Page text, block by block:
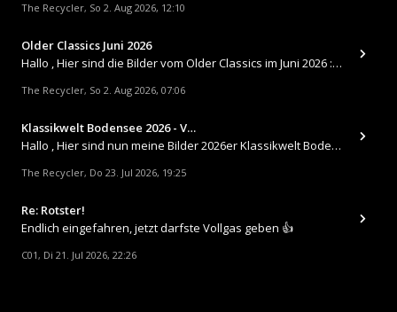
The Recycler, So 2. Aug 2026, 12:10
Older Classics Juni 2026
​Hallo , Hier sind die Bilder vom Older Classics im Juni 2026 : https://up.picr.de/51155940wd.jpg https://up.pic
The Recycler, So 2. Aug 2026, 07:06
Klassikwelt Bodensee 2026 - V…
Hallo , Hier sind nun meine Bilder 2026er Klassikwelt Bodensee 😀 https://up.picr.de/51125547rb.jpg https://up.pi
The Recycler, Do 23. Jul 2026, 19:25
Re: Rotster!
Endlich eingefahren, jetzt darfste Vollgas geben 👍
C01, Di 21. Jul 2026, 22:26